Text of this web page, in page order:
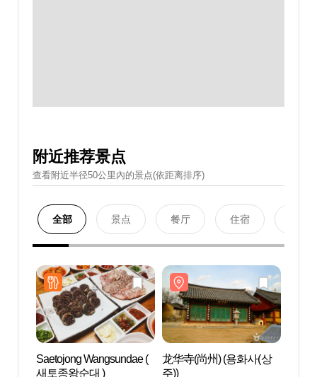
附近推荐景点
查看附近半径50公里內的景点(依距离排序)
全部 景点 餐厅 住宿
Saetojong Wangsundae (
새토종왕순대 )
龙华寺(尚州) (용화사(상
주))